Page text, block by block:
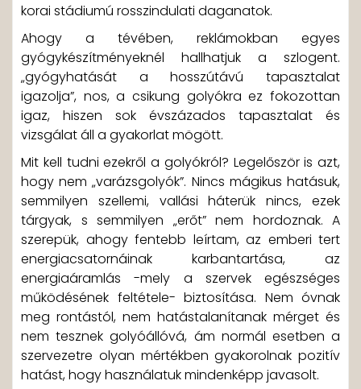
korai stádiumú rosszindulati daganatok.
Ahogy a tévében, reklámokban egyes
gyógykészítményeknél hallhatjuk a szlogent.
„gyógyhatását a hosszútávú tapasztalat
igazolja”, nos, a csikung golyókra ez fokozottan
igaz, hiszen sok évszázados tapasztalat és
vizsgálat áll a gyakorlat mögött.
Mit kell tudni ezekről a golyókról? Legelőször is azt,
hogy nem „varázsgolyók”. Nincs mágikus hatásuk,
semmilyen szellemi, vallási háterük nincs, ezek
tárgyak, s semmilyen „erőt” nem hordoznak. A
szerepük, ahogy fentebb leírtam, az emberi tert
energiacsatornáinak karbantartása, az
energiaáramlás -mely a szervek egészséges
működésének feltétele- biztosítása. Nem óvnak
meg rontástól, nem hatástalanítanak mérget és
nem tesznek golyóállóvá, ám normál esetben a
szervezetre olyan mértékben gyakorolnak pozitív
hatást, hogy használatuk mindenképp javasolt.